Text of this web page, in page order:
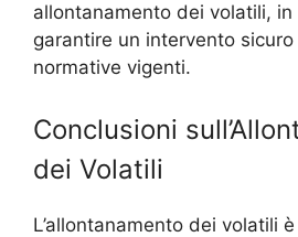
allontanamento dei volatili, in
garantire un intervento
normative vigenti.
Conclusioni
dei Volatili
L’allontanamento dei volatili